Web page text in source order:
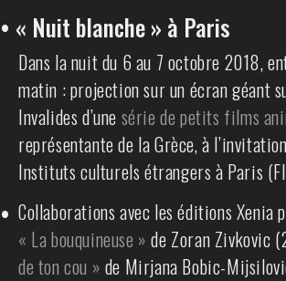
• « Nuit blanche » à Paris
Dans la nuit du 6 au 7 octobre 2018,
matin : projection sur un écran géant
Invalides d’une série de petits films
représentante de la Grèce, à
Instituts culturels étrangers à Paris
• Collaborations avec les éditions Xenia
« La bouquineuse » de Zoran Zivkovic
de ton cou » de Mirjana Bobic-